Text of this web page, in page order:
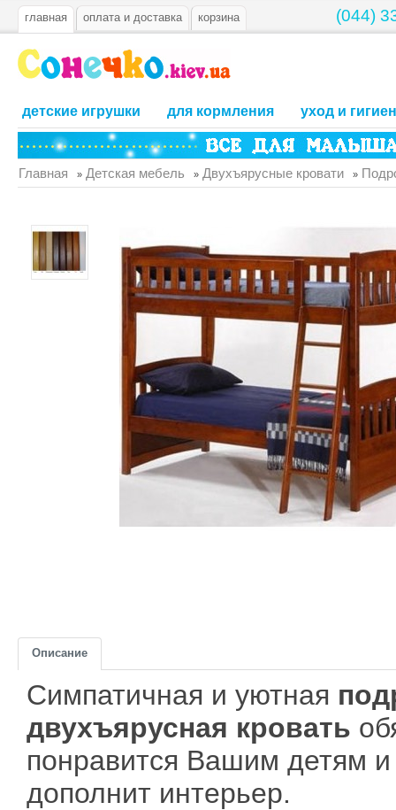
(044)
главная оплата и доставка корзина
детские игрушки для кормления уход и
Главная » Детская мебель » Двухъярусные кровати »
Описание
Симпатичная и уютная
двухъярусная кровать
понравится Вашим детям и
дополнит интерьер.